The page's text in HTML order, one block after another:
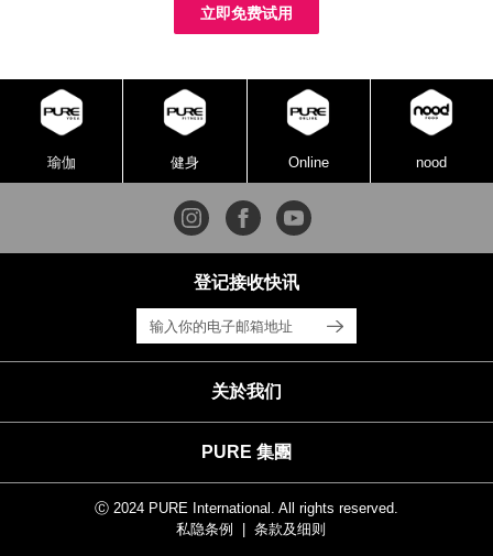
立即免费试用
瑜伽 健身 Online nood
关於我们
PURE 集團
登记接收快讯
Ⓒ 2024 PURE International. All rights reserved.
私隐条例
条款及细则